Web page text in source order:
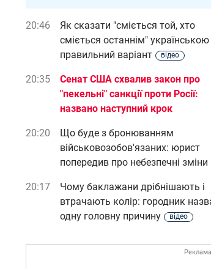
20:46
Як сказати "сміється той, хто
сміється останнім" українською
правильний варіант
відео
20:35
Сенат США схвалив закон про
"пекельні" санкції проти Росії:
названо наступний крок
20:20
Що буде з бронюванням
військовозобов'язаних: юрист
попередив про небезпечні зміни
20:17
Чому баклажани дрібнішають і
втрачають колір: городник
одну головну причину
відео
Реклама